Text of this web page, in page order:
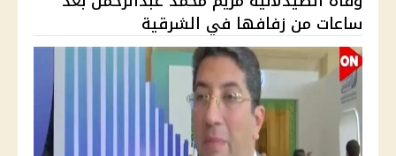
ساعات من زفافها في الشرقية